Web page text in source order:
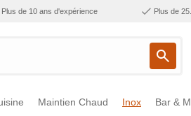
Plus de 10 ans d'expérience Plus de
Maintien Chaud Inox Bar &